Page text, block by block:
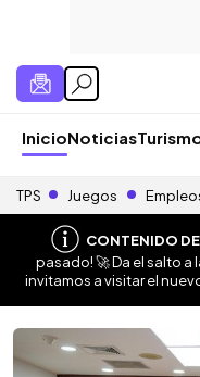
InicioNoticias
TPS Juegos
CONTENIDO
pasado! 🚀 Da el salto a
invitamos a visitar el